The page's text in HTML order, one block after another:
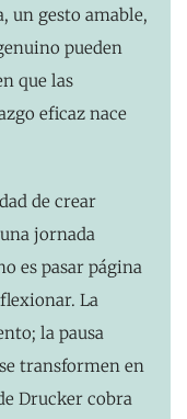
un gesto amable,
pueden
que las
eficaz nace
de crear
jornada
es pasar página
La
la pausa
transformen en
Drucker cobra